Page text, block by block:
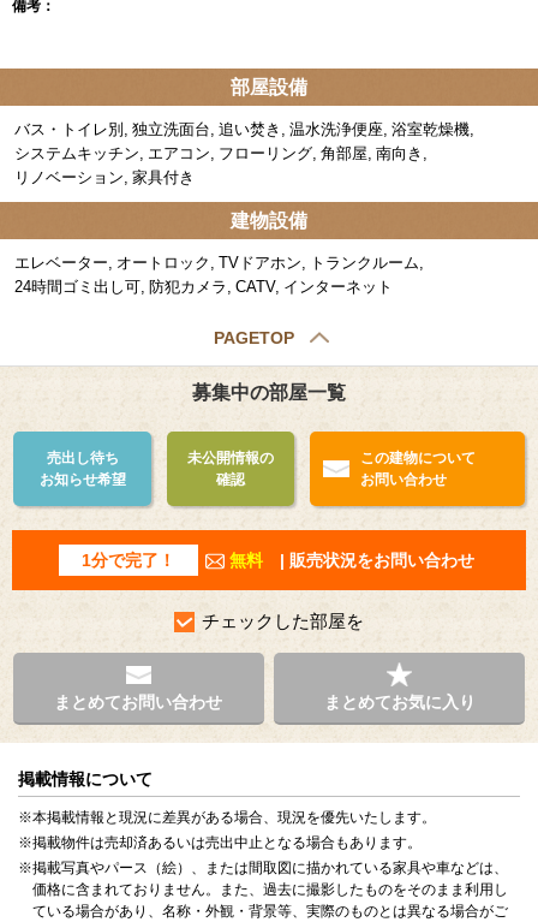
備考：
部屋設備
バス・トイレ別 独立洗面台 追い焚き 温水洗浄便座 浴室乾燥機
システムキッチン エアコン フローリング 角部屋 南向き
リノベーション 家具付き
建物設備
エレベーター オートロック TVドアホン
トランクルーム
24時間ゴミ出し可 防犯カメラ CATV インターネット
PAGETOP
募集中の部屋一覧
売出し待ち
お知らせ希望
未公開情報の
確認
この建物について
お問い合わせ
1分で完了！ 無料 | 販売状況をお問い合わせ
チェックした部屋を
まとめてお問い合わせ まとめてお気に入り
掲載情報について
※本掲載情報と現況に差異がある場合、現況を優先いたします。
※掲載物件は売却済あるいは売出中止となる場合もあります。
※掲載写真やパース（絵）、または間取図に描かれている家具や車などは、
価格に含まれておりません。また、過去に撮影したものをそのまま利用し
ている場合があり、名称・外観・背景等、実際のものとは異なる場合がご